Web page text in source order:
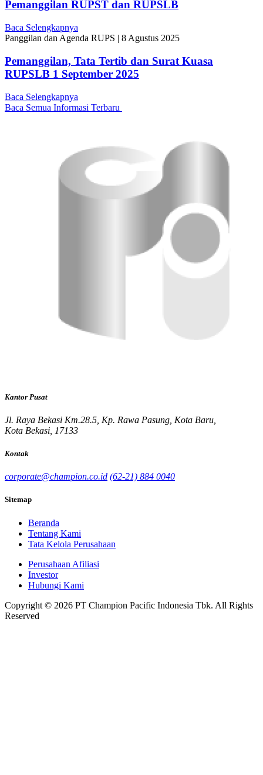
Pemanggilan RUPST dan RUPSLB
Baca Selengkapnya
Panggilan dan Agenda RUPS | 8 Agustus 2025
Pemanggilan, Tata Tertib dan Surat Kuasa
RUPSLB 1 September 2025
Baca Selengkapnya
Baca Semua Informasi Terbaru
Kantor Pusat
Jl. Raya Bekasi Km.28.5, Kp. Rawa Pasung, Kota Baru,
Kota Bekasi, 17133
Kontak
corporate@champion.co.id (62-21) 884 0040
Sitemap
Beranda
Tentang Kami
Tata Kelola Perusahaan
Perusahaan Afiliasi
Investor
Hubungi Kami
Copyright © 2026 PT Champion Pacific Indonesia Tbk. All Rights
Reserved